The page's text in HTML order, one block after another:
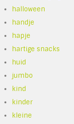
halloween
handje
hapje
hartige snacks
huid
jumbo
kind
kinder
kleine